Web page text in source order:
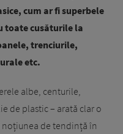
cum ar fi superbele
toate cusăturile la
trenciurile,
etc.
albe, centurile,
de plastic – arată clar o
noțiunea de tendință în